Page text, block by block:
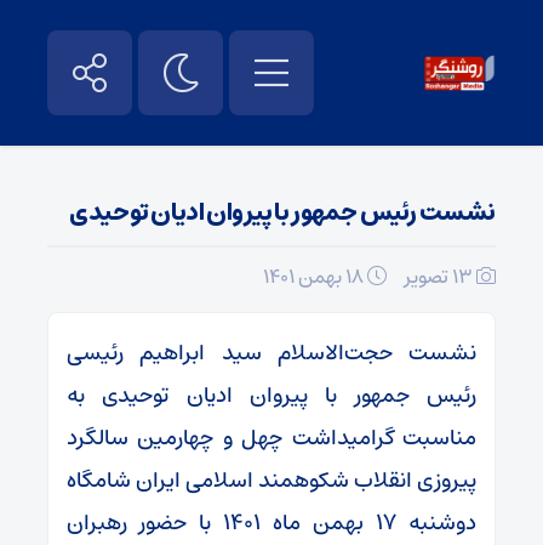
نشست رئیس جمهور با پیروان ادیان توحیدی
نشست حجت‌الاسلام سید ابراهیم رئیسی
رئیس جمهور با پیروان ادیان توحیدی به
مناسبت گرامیداشت چهل و چهارمین سالگرد
پیروزی انقلاب شکوهمند اسلامی ایران شامگاه
دوشنبه ۱۷ بهمن ماه ۱۴۰۱ با حضور رهبران